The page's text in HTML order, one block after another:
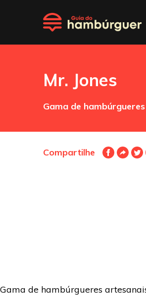
Mr. Jones
Gama de
Compartilhe
Gama de hambúrgueres